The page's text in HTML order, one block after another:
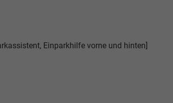
Einparkhilfe vorne und hinten]